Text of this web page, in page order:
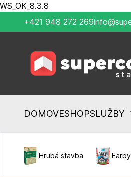
WS_OK_8.3.8
+421 948 272 269
DOMOVESHOPSLUŽBY
Hrubá stavba